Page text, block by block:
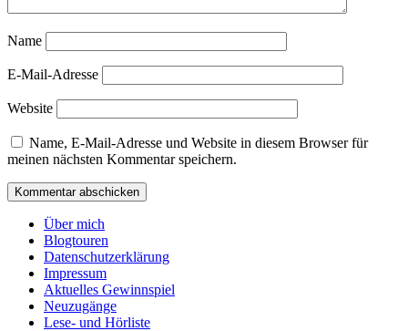
Name
E-Mail-Adresse
Website
Name, E-Mail-Adresse und Website in diesem Browser für
meinen nächsten Kommentar speichern.
Über mich
Blogtouren
Datenschutzerklärung
Impressum
Aktuelles Gewinnspiel
Neuzugänge
Lese- und Hörliste